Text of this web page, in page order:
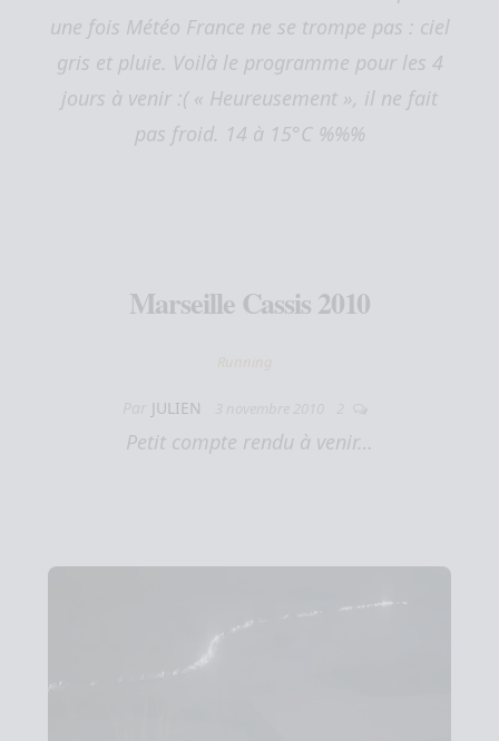
une fois Météo France ne se trompe pas : ciel
gris et pluie. Voilà le programme pour les 4
jours à venir :( « Heureusement », il ne fait
pas froid. 14 à 15°C %%%
Marseille Cassis 2010
Running
JULIEN
Petit compte rendu à venir…